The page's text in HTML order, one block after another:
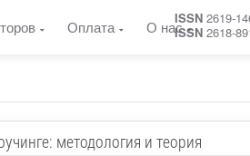
Оплата О насISSN 2619-
ISSN 2618-
методология и теория